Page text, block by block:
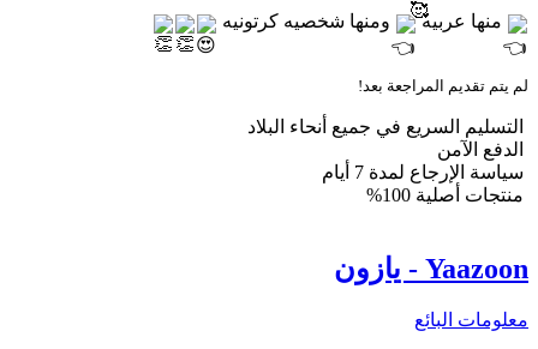
منها عربيه
ومنها شخصيه كرتونيه
لم يتم تقديم المراجعة بعد!
التسليم السريع في جميع أنحاء البلاد
الدفع الآمن
سياسة الإرجاع لمدة 7 أيام
منتجات أصلية 100%
Yaazoon - يازون
معلومات البائع